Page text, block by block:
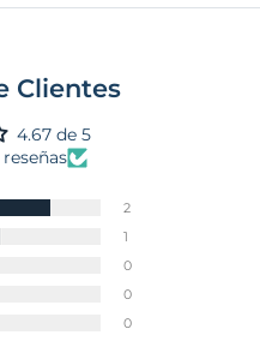
Clientes
4.67 de 5
2
1
0
0
0